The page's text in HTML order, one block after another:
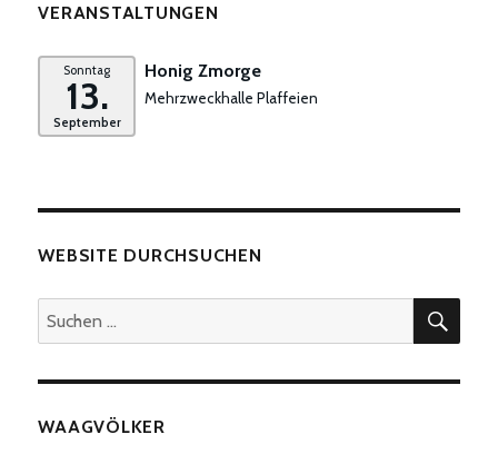
VERANSTALTUNGEN
Sonntag
13.
September
Honig Zmorge
Mehrzweckhalle Plaffeien
WEBSITE DURCHSUCHEN
Suchen
nach:
WAAGVÖLKER